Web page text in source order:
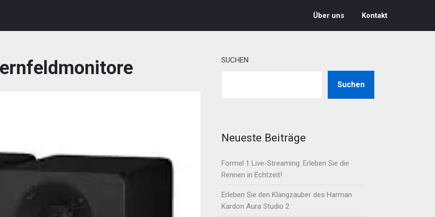
Über uns Kontakt
SUCHEN
Suchen
Neueste Beiträge
Formel 1 Live-Streaming: Erleben Sie die
Rennen in Echtzeit!
Erleben Sie den Klangzauber des Harman
Kardon Aura Studio 2